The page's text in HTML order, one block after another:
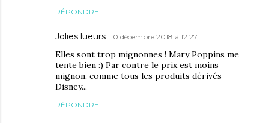
RÉPONDRE
Jolies lueurs 10 décembre 2018 à 12:27
Elles sont trop mignonnes ! Mary Poppins me
tente bien :) Par contre le prix est moins
mignon, comme tous les produits dérivés
Disney...
RÉPONDRE